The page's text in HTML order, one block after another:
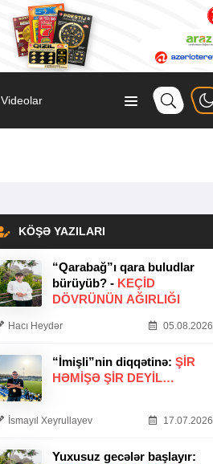
Videolar
KÖŞƏ YAZILARI
“Qarabağ”ı qara buludlar
bürüyüb? - KEÇID
DÖVRÜNÜN AĞIRLIĞI
Hacı Heydər 05.08.2026
“İmişli”nin diqqətinə: ŞIR
HƏMIŞƏ ŞIR DEYIL…
İsmayıl Xeyrullayev 17.07.2026
Yuxusuz gecələr başlayır: